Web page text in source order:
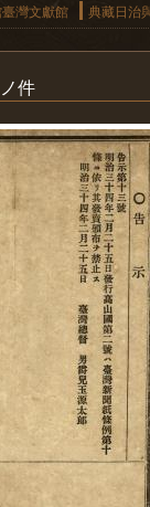
灣文獻館 典藏日治
件